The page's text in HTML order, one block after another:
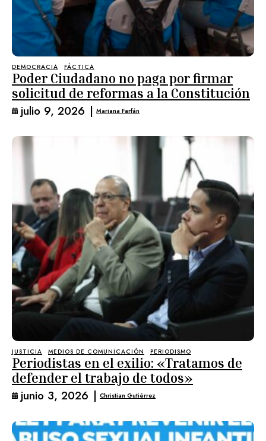
DEMOCRACIA FÁCTICA
Poder Ciudadano no paga por firmar
solicitud de reformas a la Constitución
julio 9, 2026 | Mariana Farfán
JUSTICIA MEDIOS DE COMUNICACIÓN PERIODISMO
Periodistas en el exilio: «Tratamos de
defender el trabajo de todos»
junio 3, 2026 | Christian Gutiérrez